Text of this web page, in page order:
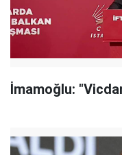
İmamoğlu: